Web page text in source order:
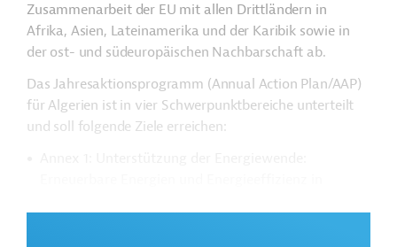
Zusammenarbeit der EU mit allen Drittländern in
Afrika, Asien, Lateinamerika und der Karibik sowie in
der ost- und südeuropäischen Nachbarschaft ab.
Das Jahresaktionsprogramm (Annual Action Plan/AAP)
für Algerien ist in vier Schwerpunktbereiche unterteilt
und soll folgende Ziele erreichen: